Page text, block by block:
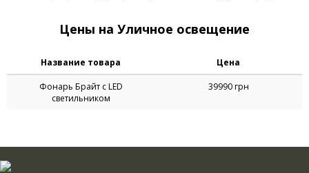
Цены на Уличное освещение
Название товара Цена
Фонарь Брайт с LED
светильником
39990 грн